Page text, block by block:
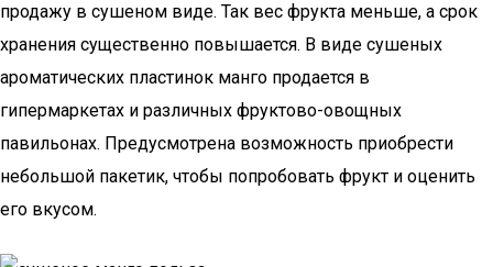
продажу в сушеном виде. Так вес фрукта меньше, а срок
хранения существенно повышается. В виде сушеных
ароматических пластинок манго продается в
гипермаркетах и различных фруктово-овощных
павильонах. Предусмотрена возможность приобрести
небольшой пакетик, чтобы попробовать фрукт и оценить
его вкусом.